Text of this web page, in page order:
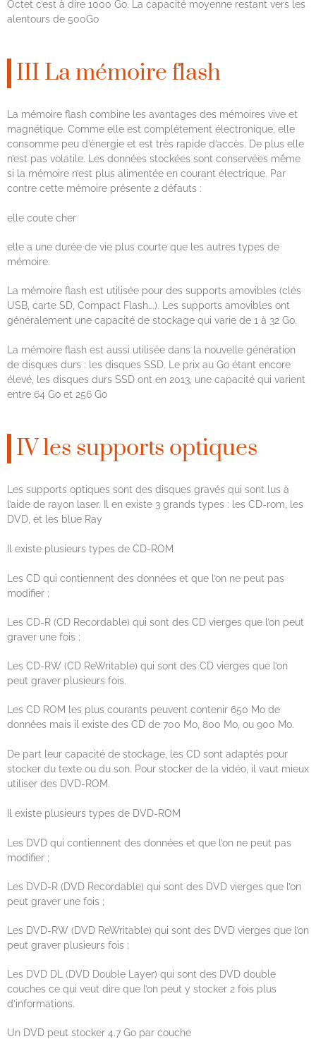
Octet c’est à dire 1000 Go. La capacité moyenne restant vers les
alentours de 500Go
III La mémoire flash
La mémoire flash combine les avantages des mémoires vive et
magnétique. Comme elle est complétement électronique, elle
consomme peu d’énergie et est très rapide d’accès. De plus elle
n’est pas volatile. Les données stockées sont conservées même
si la mémoire n’est plus alimentée en courant électrique. Par
contre cette mémoire présente 2 défauts :
elle coute cher
elle a une durée de vie plus courte que les autres types de
mémoire.
La mémoire flash est utilisée pour des supports amovibles (clés
USB, carte SD, Compact Flash….). Les supports amovibles ont
généralement une capacité de stockage qui varie de 1 à 32 Go.
La mémoire flash est aussi utilisée dans la nouvelle génération
de disques durs : les disques SSD. Le prix au Go étant encore
élevé, les disques durs SSD ont en 2013, une capacité qui varient
entre 64 Go et 256 Go
IV les supports optiques
Les supports optiques sont des disques gravés qui sont lus à
l’aide de rayon laser. Il en existe 3 grands types : les CD-rom, les
DVD, et les blue Ray
Il existe plusieurs types de CD-ROM
Les CD qui contiennent des données et que l’on ne peut pas
modifier ;
Les CD-R (CD Recordable) qui sont des CD vierges que l’on peut
graver une fois ;
Les CD-RW (CD ReWritable) qui sont des CD vierges que l’on
peut graver plusieurs fois.
Les CD ROM les plus courants peuvent contenir 650 Mo de
données mais il existe des CD de 700 Mo, 800 Mo, ou 900 Mo.
De part leur capacité de stockage, les CD sont adaptés pour
stocker du texte ou du son. Pour stocker de la vidéo, il vaut mieux
utiliser des DVD-ROM.
Il existe plusieurs types de DVD-ROM
Les DVD qui contiennent des données et que l’on ne peut pas
modifier ;
Les DVD-R (DVD Recordable) qui sont des DVD vierges que l’on
peut graver une fois ;
Les DVD-RW (DVD ReWritable) qui sont des DVD vierges que l’on
peut graver plusieurs fois ;
Les DVD DL (DVD Double Layer) qui sont des DVD double
couches ce qui veut dire que l’on peut y stocker 2 fois plus
d’informations.
Un DVD peut stocker 4.7 Go par couche